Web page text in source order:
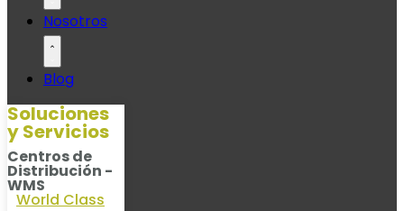
Nosotros
Blog
Soluciones
y Servicios
Centros de
Distribución -
WMS
World Class